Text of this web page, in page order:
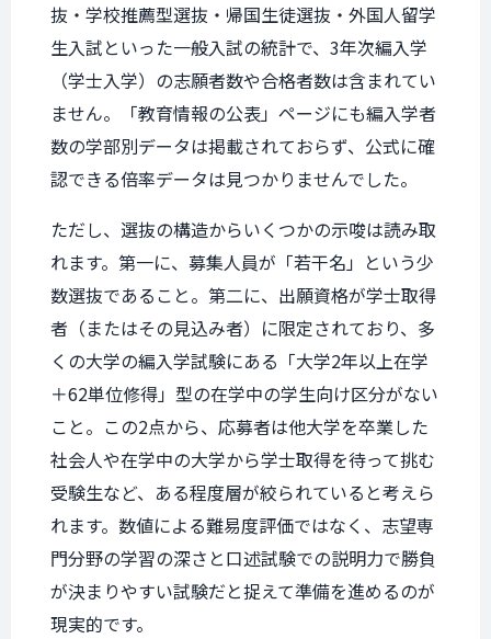
抜・学校推薦型選抜・帰国生徒選抜・外国人留学
生入試といった一般入試の統計で、3年次編入学
（学士入学）の志願者数や合格者数は含まれてい
ません。「教育情報の公表」ページにも編入学者
数の学部別データは掲載されておらず、公式に確
認できる倍率データは見つかりませんでした。
ただし、選抜の構造からいくつかの示唆は読み取
れます。第一に、募集人員が「若干名」という少
数選抜であること。第二に、出願資格が学士取得
者（またはその見込み者）に限定されており、多
くの大学の編入学試験にある「大学2年以上在学
＋62単位修得」型の在学中の学生向け区分がない
こと。この2点から、応募者は他大学を卒業した
社会人や在学中の大学から学士取得を待って挑む
受験生など、ある程度層が絞られていると考えら
れます。数値による難易度評価ではなく、志望専
門分野の学習の深さと口述試験での説明力で勝負
が決まりやすい試験だと捉えて準備を進めるのが
現実的です。